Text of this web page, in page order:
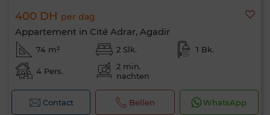
400 DH per dag
Appartement in Cité Adrar, Agadir
74 m² 2 Slk. 1 Bk.
4 Pers.
2 min.
nachten
Contact Bellen WhatsApp